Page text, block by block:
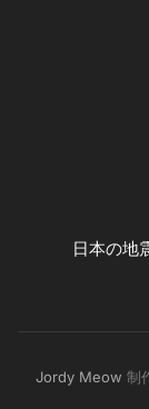
日本の地
Jordy Meow 制